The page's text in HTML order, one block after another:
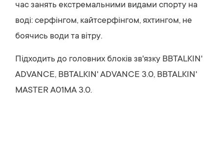
час занять екстремальними видами спорту на
воді: серфінгом, кайтсерфінгом, яхтингом, не
боячись води та вітру.
Підходить до головних блоків зв'язку BBTALKIN'
ADVANCE, BBTALKIN' ADVANCE 3.0, BBTALKIN'
MASTER A01MA 3.0.